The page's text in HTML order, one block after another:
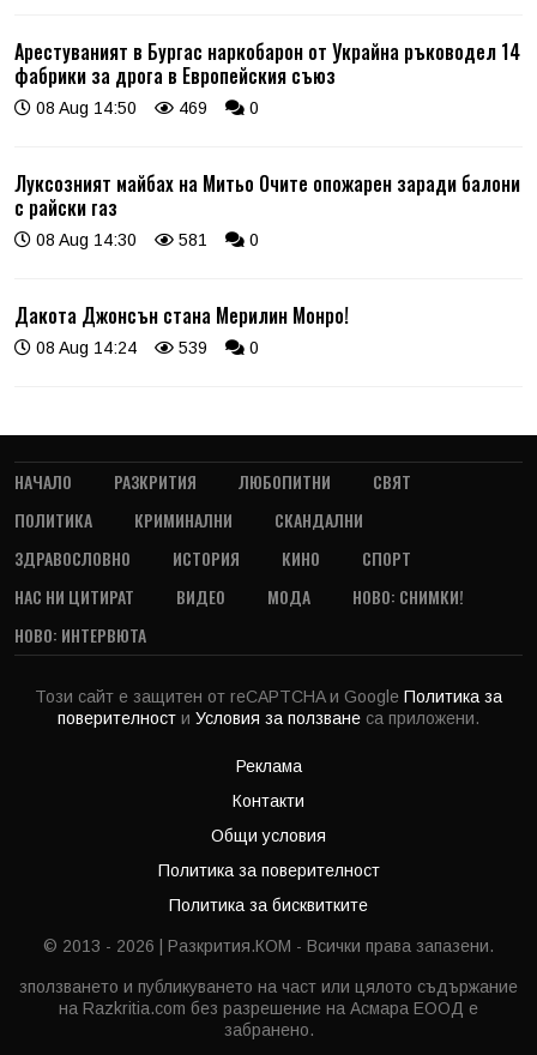
Арестуваният в Бургас наркобарон от Украйна ръководел 14
фабрики за дрога в Европейския съюз
08 Aug 14:50 469 0
Луксозният майбах на Митьо Очите опожарен заради балони
с райски газ
08 Aug 14:30 581 0
Дакота Джонсън стана Мерилин Монро!
08 Aug 14:24 539 0
НАЧАЛО РАЗКРИТИЯ ЛЮБОПИТНИ
СВЯТ
ПОЛИТИКА
КРИМИНАЛНИ
СКАНДАЛНИ
ЗДРАВОСЛОВНО
ИСТОРИЯ КИНО
СПОРТ
НАС НИ ЦИТИРАТ
ВИДЕО МОДА
НОВО: СНИМКИ!
НОВО: ИНТЕРВЮТА
Този сайт е защитен от reCAPTCHA и Google Политика за
поверителност и Условия за ползване са приложени.
Реклама
Контакти
Общи условия
Политика за поверителност
Политика за бисквитките
© 2013 - 2026 | Разкрития.КОМ - Всички права запазени.
зползването и публикуването на част или цялото съдържание
на Razkritia.com без разрешение на Асмара ЕООД е
забранено.